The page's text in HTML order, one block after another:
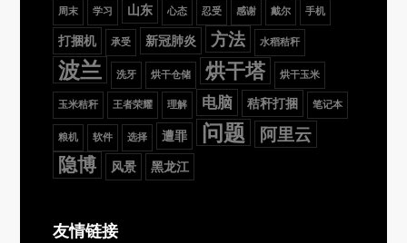
周末 学习 山东 心态 忍受 感谢 戴尔 手机
打捆机 承受 新冠肺炎 方法 水稻秸秆
波兰 洗牙 烘干仓储 烘干塔 烘干玉米
玉米秸秆 王者荣耀 理解 电脑 秸秆打捆 笔记本
粮机 软件 选择 遭罪 问题 阿里云
隐博 风景 黑龙江
友情链接